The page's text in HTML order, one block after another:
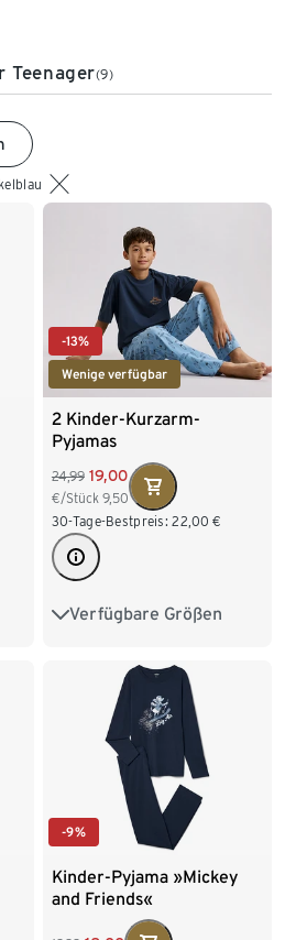
Teenager(9)
-13%
Wenige verfügbar
2 Kinder-Kurzarm-
Pyjamas
24,99 19,00
€/Stück 9,50
30-Tage-Bestpreis: 22,00 €
Verfügbare Größen
122/128 134/140
158/164
170/176
-9%
Kinder-Pyjama »Mickey
and Friends«